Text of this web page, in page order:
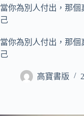
當你為別人付出，那
己
當你為別人付出，那
己
高寶書版